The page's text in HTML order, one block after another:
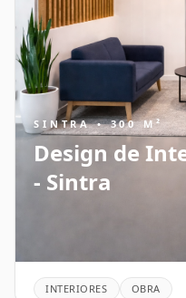
SINTRA • 300 M²
Design de
- Sintra
INTERIORES OBRA